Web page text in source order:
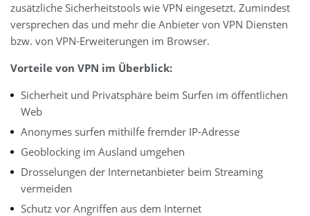
zusätzliche Sicherheitstools wie VPN eingesetzt. Zumindest
versprechen das und mehr die Anbieter von VPN Diensten
bzw. von VPN-Erweiterungen im Browser.
Vorteile von VPN im Überblick:
Sicherheit und Privatsphäre beim Surfen im öffentlichen
Web
Anonymes surfen mithilfe fremder IP-Adresse
Geoblocking im Ausland umgehen
Drosselungen der Internetanbieter beim Streaming
vermeiden
Schutz vor Angriffen aus dem Internet